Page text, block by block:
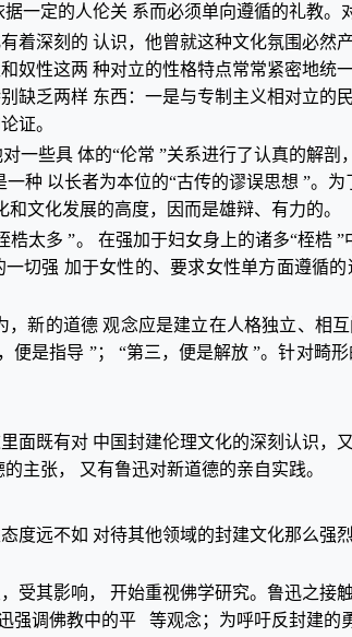
一定的人伦关 系而必须单向遵循的礼教。
深刻的 认识，他曾就这种文化氛围必然
性这两 种对立的性格特点常常紧密地统
乏两样 东西：一是与专制主义相对立的
证。
一些具 体的“伦常 ”关系进行了认真的解
种 以长者为本位的“古传的谬误思想 ”。
文化发展的高度，因而是雄辩、有力的。
太多 ”。 在强加于妇女身上的诸多“桎梏
切强 加于女性的、要求女性单方面遵循
新的道德 观念应是建立在人格独立、相
是指导 ”； “第三，便是解放 ”。针对畸
面既有对 中国封建伦理文化的深刻认识，
主张， 又有鲁迅对新道德的亲自实践。
远不如 对待其他领域的封建文化那么强
受其影响， 开始重视佛学研究。鲁迅之接
调佛教中的平 等观念；为呼吁反封建的